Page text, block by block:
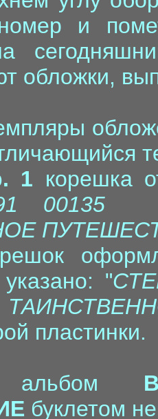
и
обложки,
1 корешка
00135
"
пластинки.
альбом
буклетом